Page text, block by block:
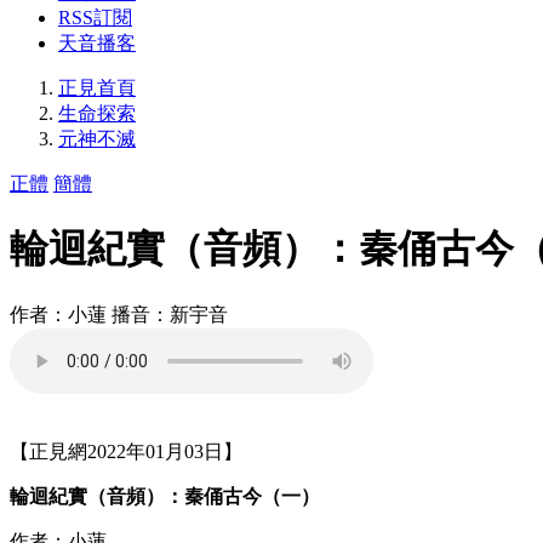
RSS訂閱
天音播客
正見首頁
生命探索
元神不滅
正體 簡體
輪迴紀實（音頻）：秦俑古今
作者：小蓮 播音：新宇音
【正見網2022年01月03日】
輪迴紀實（音頻）：秦俑古今（一）